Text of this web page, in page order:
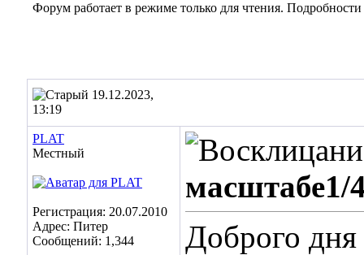
Форум работает в режиме только для чтения.
19.12.2023,
13:19
PLAT
Местный
Регистрация: 20.07.2010
Адрес: Питер
Сообщений: 1,344
масштабе1/
Доброго дня